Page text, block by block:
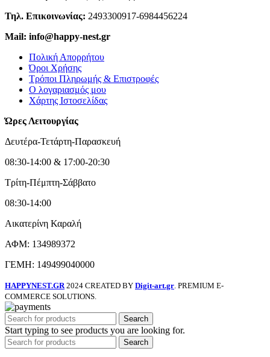
Τηλ. Επικοινωνίας: 2493300917-6984456224
Mail: info@happy-nest.gr
Πολική Απορρήτου
Όροι Χρήσης
Τρόποι Πληρωμής & Επιστροφές
Ο λογαριασμός μου
Χάρτης Ιστοσελίδας
Ώρες Λειτουργίας
Δευτέρα-Τετάρτη-Παρασκευή
08:30-14:00 & 17:00-20:30
Τρίτη-Πέμπτη-Σάββατο
08:30-14:00
Αικατερίνη Καραλή
ΑΦΜ: 134989372
ΓΕΜΗ: 149499040000
HAPPYNEST.GR 2024 CREATED BY Digit-art.gr . PREMIUM E-
COMMERCE SOLUTIONS.
Search
Start typing to see products you are looking for.
Search